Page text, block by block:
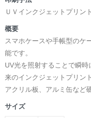
ＵＶインクジェットプリント
概要
スマホケースや手帳型のケ
能です。
UV光を照射することで瞬
来のインクジェットプリン
アクリル板、アルミ缶など
サイズ